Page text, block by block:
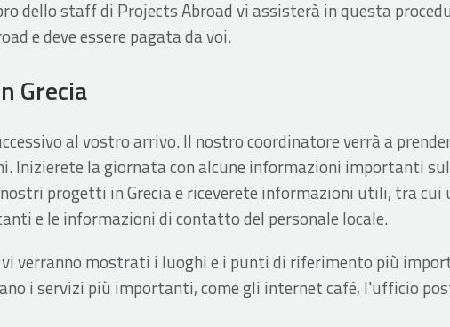
dello staff di Projects Abroad vi assisterà in questa
e deve essere pagata da voi.
Grecia
al vostro arrivo. Il nostro coordinatore verrà a
Inizierete la giornata con alcune informazioni importanti
progetti in Grecia e riceverete informazioni utili, tra cui
e le informazioni di contatto del personale locale.
vi verranno mostrati i luoghi e i punti di riferimento più
i servizi più importanti, come gli internet café, l'ufficio